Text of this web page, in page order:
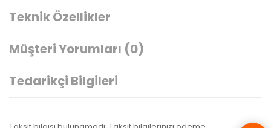
Teknik Özellikler
Müşteri Yorumları (0)
Tedarikçi Bilgileri